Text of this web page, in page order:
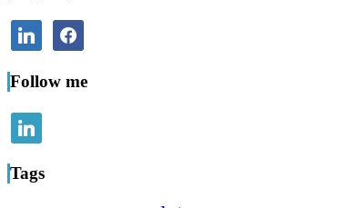
linkedinfacebook
Follow me
linkedin
Tags